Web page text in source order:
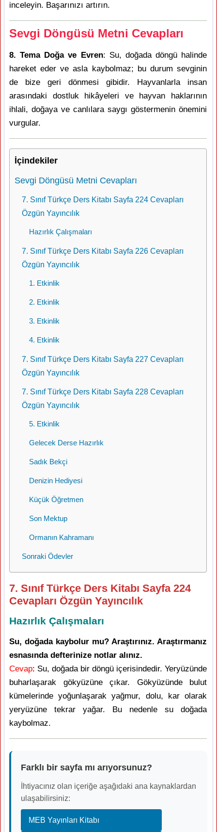
inceleyin. Başarınızı artırın.
Sevgi Döngüsü Metni Cevapları
8. Tema Doğa ve Evren: Su, doğada döngü halinde
hareket eder ve asla kaybolmaz; bu durum sevginin
de bize geri dönmesi gibidir. Hayvanlarla insan
arasındaki dostluk hikâyeleri ve hayvan haklarının
ihlali, doğaya ve canlılara saygı göstermenin önemini
vurgular.
İçindekiler
Sevgi Döngüsü Metni Cevapları
7. Sınıf Türkçe Ders Kitabı Sayfa 224 Cevapları
Özgün Yayıncılık
Hazırlık Çalışmaları
7. Sınıf Türkçe Ders Kitabı Sayfa 226 Cevapları
Özgün Yayıncılık
1. Etkinlik
2. Etkinlik
3. Etkinlik
4. Etkinlik
7. Sınıf Türkçe Ders Kitabı Sayfa 227 Cevapları
Özgün Yayıncılık
7. Sınıf Türkçe Ders Kitabı Sayfa 228 Cevapları
Özgün Yayıncılık
5. Etkinlik
Gelecek Derse Hazırlık
Sadık Bekçi
Denizin Hediyesi
Küçük Öğretmen
Son Mektup
Ormanın Kahramanı
Sonraki Ödevler
7. Sınıf Türkçe Ders Kitabı Sayfa 224
Cevapları Özgün Yayıncılık
Hazırlık Çalışmaları
Su, doğada kaybolur mu? Araştırınız. Araştırmanız
esnasında defterinize notlar alınız.
Cevap: Su, doğada bir döngü içerisindedir. Yeryüzünde
buharlaşarak gökyüzüne çıkar. Gökyüzünde bulut
kümelerinde yoğunlaşarak yağmur, dolu, kar olarak
yeryüzüne tekrar yağar. Bu nedenle su doğada
kaybolmaz.
Farklı bir sayfa mı arıyorsunuz?
İhtiyacınız olan içeriğe aşağıdaki ana kaynaklardan
ulaşabilirsiniz:
MEB Yayınları Kitabı